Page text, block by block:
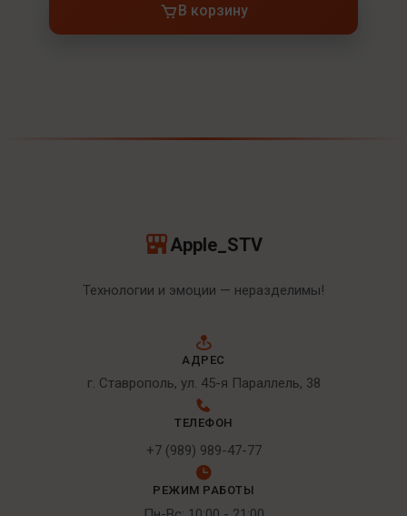
В корзину
Apple_STV
Технологии и эмоции — неразделимы!
АДРЕС
г. Ставрополь, ул. 45-я Параллель, 38
ТЕЛЕФОН
+7 (989) 989-47-77
РЕЖИМ РАБОТЫ